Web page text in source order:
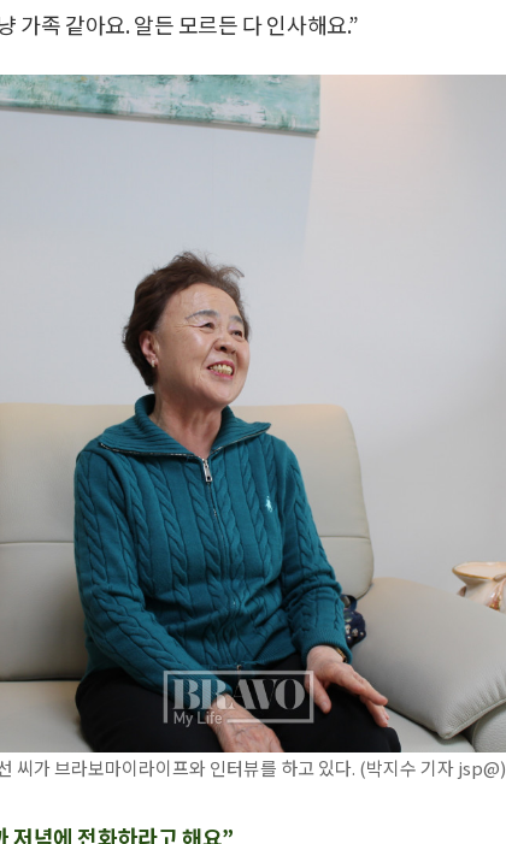
가족 같아요. 알든 모르든 다 인사해요.”
씨가 브라보마이라이프와 인터뷰를 하고 있다. (박지수 기자 jsp@)
저녁에 전화하라고 해요”